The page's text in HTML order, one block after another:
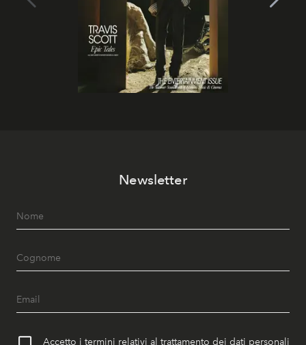
Newsletter
Accetto i termini relativi al trattamento dei dati personali